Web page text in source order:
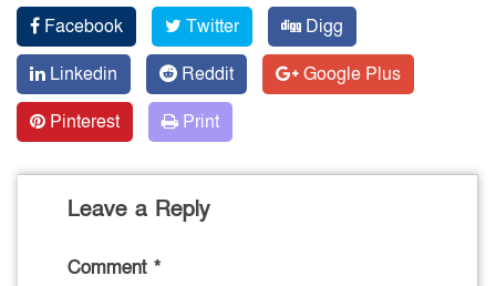
Facebook Twitter
Digg
Linkedin
Reddit
Google Plus
Pinterest
Print
Leave a Reply
Comment *